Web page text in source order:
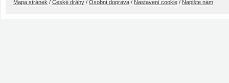
Mapa stránek / České dráhy / Osobní doprava / Nastavení cookie / Napište nám